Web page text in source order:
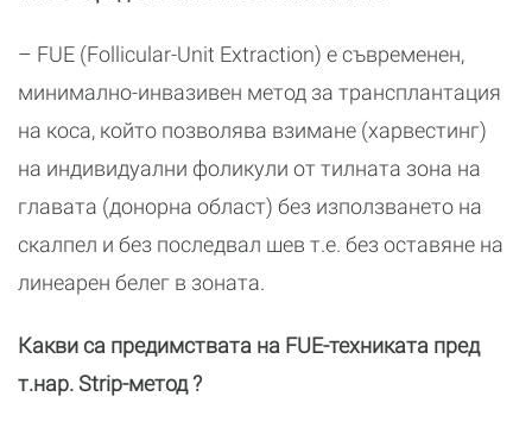
– FUE (Follicular-Unit Extraction) e съвременен,
минимално-инвазивен метод за трансплантация
на коса, който позволява взимане (харвестинг)
на индивидуални фоликули от тилната зона на
главата (донорна област) без използването на
скалпел и без последвал шев т.е. без оставяне на
линеарен белег в зоната.
Какви са предимствата на FUE-техниката пред
т.нар. Strip-метод ?